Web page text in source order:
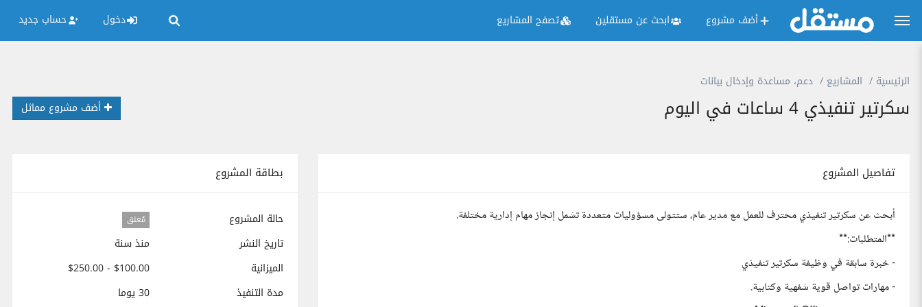
أضف مشروع ابحث عن مستقلين تصفح المشاريع دخول حساب جديد
الرئيسية المشاريع دعم، مساعدة وإدخال بيانات
سكرتير تنفيذي 4 ساعات في اليوم أضف مشروع مماثل
بطاقة المشروع
حالة المشروع مُغلق
تاريخ النشر
منذ سنة
الميزانية
$100.00 - $250.00
مدة التنفيذ
30 يوما
تفاصيل المشروع
أبحث عن سكرتير تنفيذي محترف للعمل مع مدير عام، ستتولى مسؤوليات متعددة تشمل إنجاز مهام إدارية مختلفة.
**المتطلبات:**
- خبرة سابقة في وظيفة سكرتير تنفيذي
- مهارات تواصل قوية شفهية وكتابية.